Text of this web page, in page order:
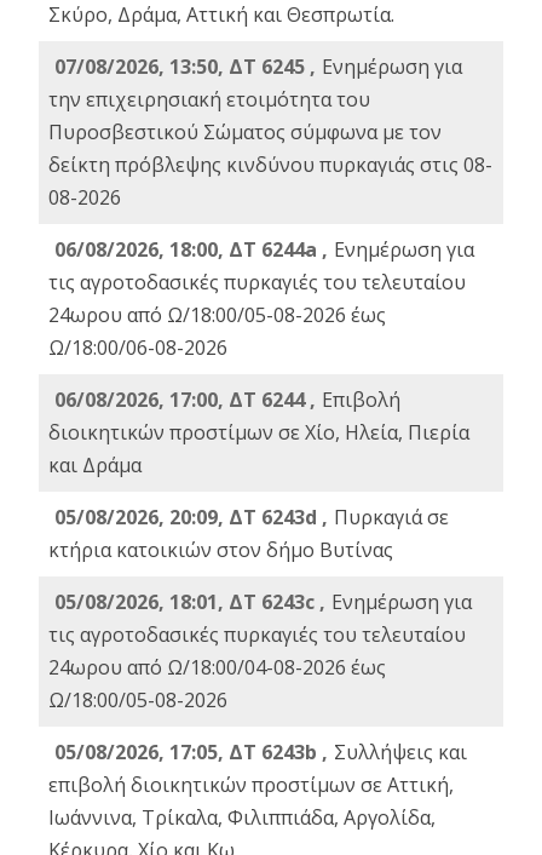
Σκύρο, Δράμα, Αττική και Θεσπρωτία.
07/08/2026, 13:50, ΔΤ 6245 , Ενημέρωση για
την επιχειρησιακή ετοιμότητα του
Πυροσβεστικού Σώματος σύμφωνα με τον
δείκτη πρόβλεψης κινδύνου πυρκαγιάς στις 08-
08-2026
06/08/2026, 18:00, ΔΤ 6244a , Ενημέρωση για
τις αγροτοδασικές πυρκαγιές του τελευταίου
24ωρου από Ω/18:00/05-08-2026 έως
Ω/18:00/06-08-2026
06/08/2026, 17:00, ΔΤ 6244 , Επιβολή
διοικητικών προστίμων σε Χίο, Ηλεία, Πιερία
και Δράμα
05/08/2026, 20:09, ΔΤ 6243d , Πυρκαγιά σε
κτήρια κατοικιών στον δήμο Βυτίνας
05/08/2026, 18:01, ΔΤ 6243c , Ενημέρωση για
τις αγροτοδασικές πυρκαγιές του τελευταίου
24ωρου από Ω/18:00/04-08-2026 έως
Ω/18:00/05-08-2026
05/08/2026, 17:05, ΔΤ 6243b , Συλλήψεις και
επιβολή διοικητικών προστίμων σε Αττική,
Ιωάννινα, Τρίκαλα, Φιλιππιάδα, Αργολίδα,